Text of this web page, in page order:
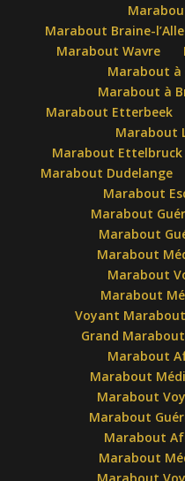
Marabout Braine-
Marabout Wavre
Marabout à
Marabout à
Marabout Etterbeek
Marabout
Marabout Ettelbruck
Marabout Dudelange
Marabout
Marabout
Marabout
Marabout
Marabout
Marabout
Voyant
Grand
Marabout
Marabout
Marabout
Marabout
Marabout
Marabout